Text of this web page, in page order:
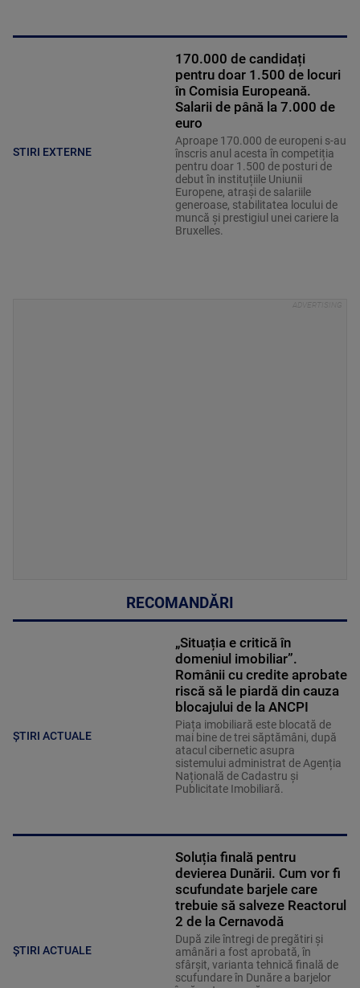
STIRI EXTERNE
170.000 de candidați
pentru doar 1.500 de locuri
în Comisia Europeană.
Salarii de până la 7.000 de
euro
Aproape 170.000 de europeni s-au
înscris anul acesta în competiția
pentru doar 1.500 de posturi de
debut în instituțiile Uniunii
Europene, atrași de salariile
generoase, stabilitatea locului de
muncă și prestigiul unei cariere la
Bruxelles.
RECOMANDĂRI
ȘTIRI ACTUALE
„Situația e critică în
domeniul imobiliar”.
Românii cu credite aprobate
riscă să le piardă din cauza
blocajului de la ANCPI
Piața imobiliară este blocată de
mai bine de trei săptămâni, după
atacul cibernetic asupra
sistemului administrat de Agenția
Națională de Cadastru și
Publicitate Imobiliară.
ȘTIRI ACTUALE
Soluția finală pentru
devierea Dunării. Cum vor fi
scufundate barjele care
trebuie să salveze Reactorul
2 de la Cernavodă
După zile întregi de pregătiri și
amânări a fost aprobată, în
sfârșit, varianta tehnică finală de
scufundare în Dunăre a barjelor